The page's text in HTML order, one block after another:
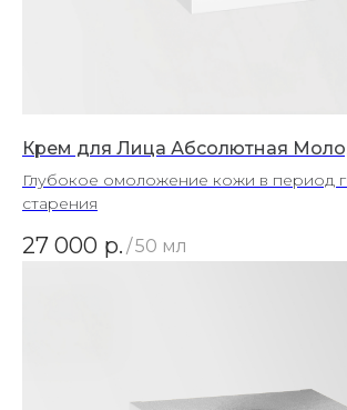
Крем для Лица Абсолютная
Глубокое омоложение кожи в период
старения
27 000 р. /50 мл